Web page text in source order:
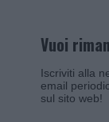
Vuoi
Iscriviti alla
email
sul sito web!